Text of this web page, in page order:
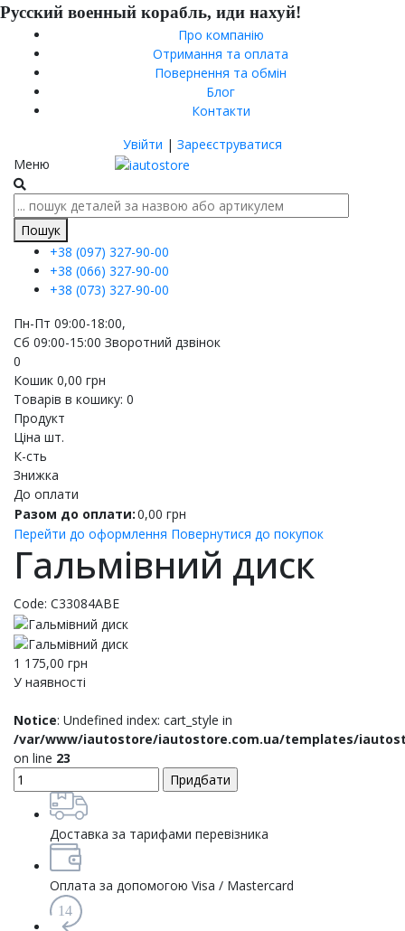
Русский военный корабль, иди нахуй!
Про компанію
Отримання та оплата
Повернення та обмін
Блог
Контакти
Увійти | Зареєструватися
Меню
Пошук
+38 (097) 327-90-00
+38 (066) 327-90-00
+38 (073) 327-90-00
Пн-Пт 09:00-18:00,
Сб 09:00-15:00 Зворотний дзвінок
0
Кошик 0,00 грн
Товарів в кошику: 0
Продукт
Ціна шт.
К-сть
Знижка
До оплати
Разом до оплати:0,00 грн
Перейти до оформлення Повернутися до покупок
Гальмівний диск
Code: C33084ABE
1 175,00 грн
У наявності
Notice: Undefined index: cart_style in
/var/www/iautostore/iautostore.com.ua/templates/
on line 23
Доставка за тарифами перевізника
Оплата за допомогою Visa / Mastercard
14